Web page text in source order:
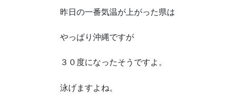
昨日の一番気温が上がった県は
やっぱり沖縄ですが
３０度になったそうですよ。
泳げますよね。